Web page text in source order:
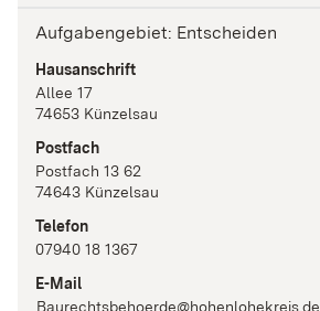
Aufgabengebiet: Entscheiden
Hausanschrift
Allee 17
74653 Künzelsau
Postfach
Postfach 13 62
74643 Künzelsau
Telefon
07940 18 1367
E-Mail
Baurechtsbehoerde@hohenlohekreis.de